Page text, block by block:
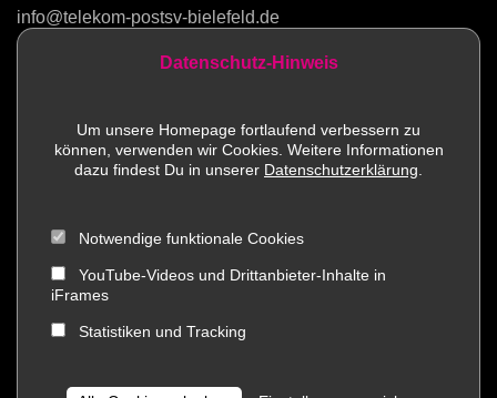
info@telekom-postsv-bielefeld.de
Sportstätten
Social Media
Datenschutz-Hinweis
Um unsere Homepage fortlaufend verbessern zu
können, verwenden wir Cookies. Weitere Informationen
dazu findest Du in unserer Datenschutzerklärung
Notwendige funktionale Cookies
YouTube-Videos und Drittanbieter-Inhalte in
iFrames
Statistiken und Tracking